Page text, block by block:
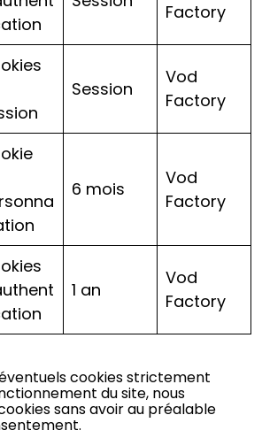
Factory
Session
Vod
Factory
6 mois
Vod
Factory
1 an
Vod
Factory
cookies strictement
du site, nous
sans avoir au préalable